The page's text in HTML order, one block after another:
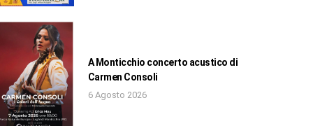
A Monticchio concerto acustico di
Carmen Consoli
6 Agosto 2026